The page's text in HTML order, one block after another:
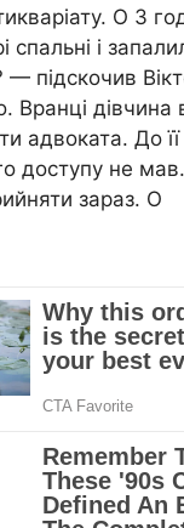
О 3
спальні і
підскочив
Вранці
адвоката. До її
доступу не
зараз. О